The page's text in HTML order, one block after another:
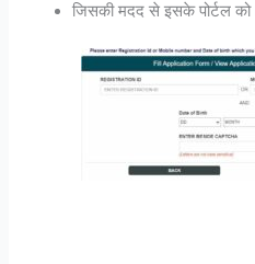
जिसकी मदद से इसके पोर्टल को